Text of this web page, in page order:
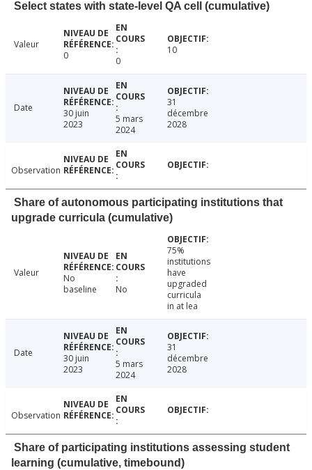
Select states with state-level QA cell (cumulative)
Valeur
0
0
10
Date
30 juin
2023
5 mars
2024
31
décembre
2028
Observation
Share of autonomous participating institutions that
upgrade curricula (cumulative)
Valeur
No
baseline
No
75%
institutions
have
upgraded
curricula
in at lea
Date
30 juin
2023
5 mars
2024
31
décembre
2028
Observation
Share of participating institutions assessing student
learning (cumulative, timebound)